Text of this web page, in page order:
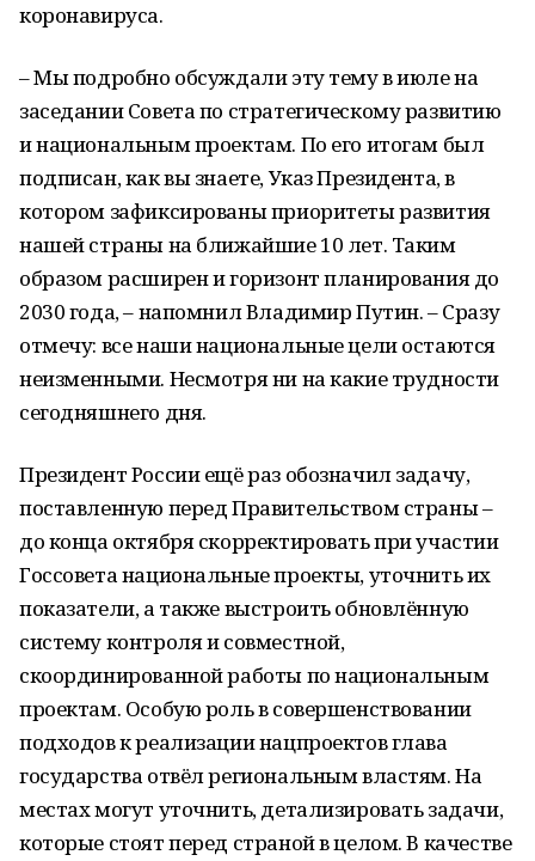
коронавируса.
– Мы подробно обсуждали эту тему в июле на
заседании Совета по стратегическому развитию
и национальным проектам. По его итогам был
подписан, как вы знаете, Указ Президента, в
котором зафиксированы приоритеты развития
нашей страны на ближайшие 10 лет. Таким
образом расширен и горизонт планирования до
2030 года, – напомнил Владимир Путин. – Сразу
отмечу: все наши национальные цели остаются
неизменными. Несмотря ни на какие трудности
сегодняшнего дня.
Президент России ещё раз обозначил задачу,
поставленную перед Правительством страны –
до конца октября скорректировать при участии
Госсовета национальные проекты, уточнить их
показатели, а также выстроить обновлённую
систему контроля и совместной,
скоординированной работы по национальным
проектам. Особую роль в совершенствовании
подходов к реализации нацпроектов глава
государства отвёл региональным властям. На
местах могут уточнить, детализировать задачи,
которые стоят перед страной в целом. В качестве